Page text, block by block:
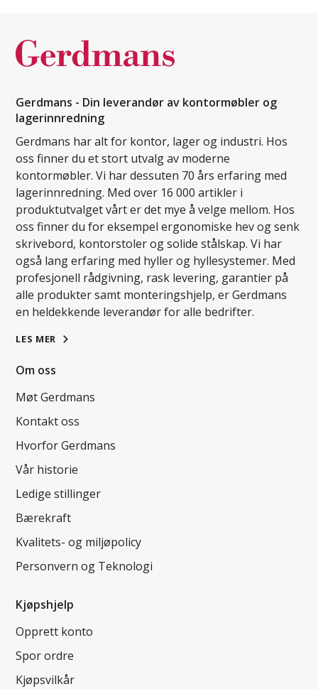
Gerdmans - Din leverandør av kontormøbler og
lagerinnredning
Gerdmans har alt for kontor, lager og industri. Hos
oss finner du et stort utvalg av moderne
kontormøbler. Vi har dessuten 70 års erfaring med
lagerinnredning. Med over 16 000 artikler i
produktutvalget vårt er det mye å velge mellom. Hos
oss finner du for eksempel ergonomiske hev og senk
skrivebord, kontorstoler og solide stålskap. Vi har
også lang erfaring med hyller og hyllesystemer. Med
profesjonell rådgivning, rask levering, garantier på
alle produkter samt monteringshjelp, er Gerdmans
en heldekkende leverandør for alle bedrifter.
LES MER
Om oss
Møt Gerdmans
Kontakt oss
Hvorfor Gerdmans
Vår historie
Ledige stillinger
Bærekraft
Kvalitets- og miljøpolicy
Personvern og Teknologi
Kjøpshjelp
Opprett konto
Spor ordre
Kjøpsvilkår